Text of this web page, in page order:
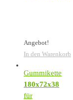
Angebot!
In den Warenkorb
Gummikette
180x72x38
für